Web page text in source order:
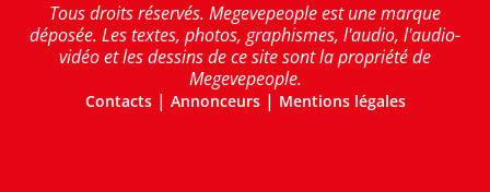
Tous droits réservés. Megevepeople est une marque
déposée. Les textes, photos, graphismes, l'audio, l'audio-
vidéo et les dessins de ce site sont la propriété de
Megevepeople.
Contacts| Annonceurs| Mentions légales